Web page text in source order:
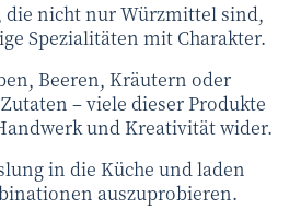
die nicht nur Würzmittel sind,
Spezialitäten mit Charakter.
Beeren, Kräutern oder
– viele dieser Produkte
und Kreativität wider.
in die Küche und laden
auszuprobieren.